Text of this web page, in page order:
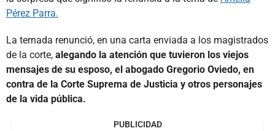
Pérez Parra.
La ternada renunció, en una carta enviada a los magistrados
de la corte, alegando la atención que tuvieron los viejos
mensajes de su esposo, el abogado Gregorio Oviedo, en
contra de la Corte Suprema de Justicia y otros personajes
de la vida pública.
PUBLICIDAD